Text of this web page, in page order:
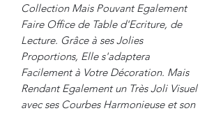
Collection Mais Pouvant Egalement
Faire Office de Table d'Ecriture, de
Lecture. Grâce à ses Jolies
Proportions, Elle s'adaptera
Facilement à Votre Décoration. Mais
Rendant Egalement un Très Joli Visuel
avec ses Courbes Harmonieuse et son